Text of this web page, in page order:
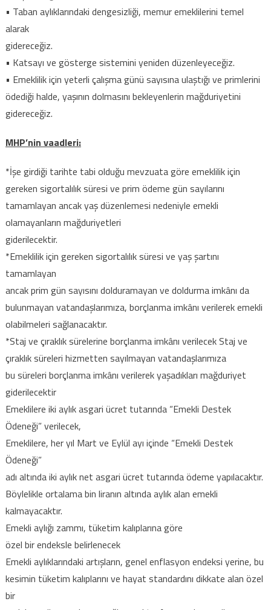
• Taban aylıklarındaki dengesizliği, memur emeklilerini temel
alarak
gidereceğiz.
• Katsayı ve gösterge sistemini yeniden düzenleyeceğiz.
• Emeklilik için yeterli çalışma günü sayısına ulaştığı ve primlerini
ödediği halde, yaşının dolmasını bekleyenlerin mağduriyetini
gidereceğiz.
MHP’nin vaadleri:
*İşe girdiği tarihte tabi olduğu mevzuata göre emeklilik için
gereken sigortalılık süresi ve prim ödeme gün sayılarını
tamamlayan ancak yaş düzenlemesi nedeniyle emekli
olamayanların mağduriyetleri
giderilecektir.
*Emeklilik için gereken sigortalılık süresi ve yaş şartını
tamamlayan
ancak prim gün sayısını dolduramayan ve doldurma imkânı da
bulunmayan vatandaşlarımıza, borçlanma imkânı verilerek emekli
olabilmeleri sağlanacaktır.
*Staj ve çıraklık sürelerine borçlanma imkânı verilecek Staj ve
çıraklık süreleri hizmetten sayılmayan vatandaşlarımıza
bu süreleri borçlanma imkânı verilerek yaşadıkları mağduriyet
giderilecektir
Emeklilere iki aylık asgari ücret tutarında “Emekli Destek
Ödeneği” verilecek,
Emeklilere, her yıl Mart ve Eylül ayı içinde “Emekli Destek
Ödeneği”
adı altında iki aylık net asgari ücret tutarında ödeme yapılacaktır.
Böylelikle ortalama bin liranın altında aylık alan emekli
kalmayacaktır.
Emekli aylığı zammı, tüketim kalıplarına göre
özel bir endeksle belirlenecek
Emekli aylıklarındaki artışların, genel enflasyon endeksi yerine, bu
kesimin tüketim kalıplarını ve hayat standardını dikkate alan özel
bir